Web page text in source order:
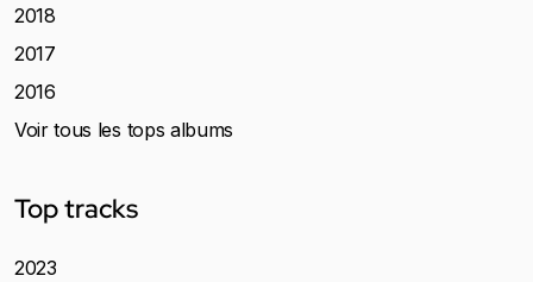
2018
2017
2016
Voir tous les tops albums
Top tracks
2023